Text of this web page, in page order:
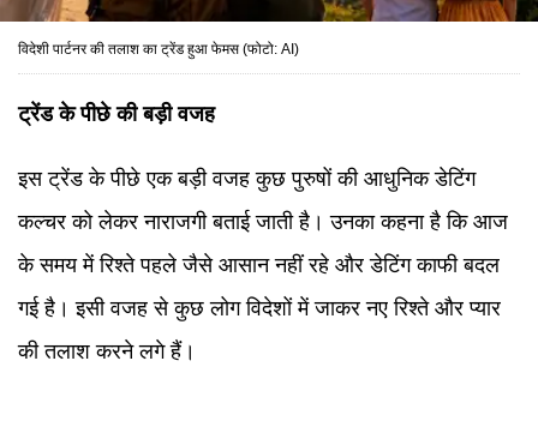
विदेशी पार्टनर की तलाश का ट्रेंड हुआ फेमस (फोटो: AI)
ट्रेंड के पीछे की बड़ी वजह
इस ट्रेंड के पीछे एक बड़ी वजह कुछ पुरुषों की आधुनिक डेटिंग
कल्चर को लेकर नाराजगी बताई जाती है। उनका कहना है कि आज
के समय में रिश्ते पहले जैसे आसान नहीं रहे और डेटिंग काफी बदल
गई है। इसी वजह से कुछ लोग विदेशों में जाकर नए रिश्ते और प्यार
की तलाश करने लगे हैं।